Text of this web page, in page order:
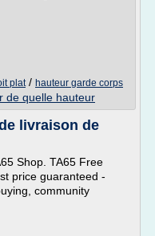
plat/ hauteur garde corps
de quelle hauteur
livraison de
Shop. TA65 Free
price guaranteed -
community